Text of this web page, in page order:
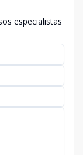
especialistas